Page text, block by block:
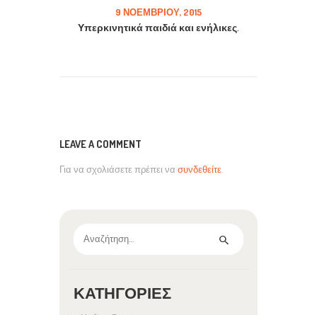
9 ΝΟΕΜΒΡΊΟΥ, 2015
Υπερκινητικά παιδιά και ενήλικες.
LEAVE A COMMENT
Για να σχολιάσετε πρέπει να συνδεθείτε
για:
ΚΑΤΗΓΟΡΊΕΣ